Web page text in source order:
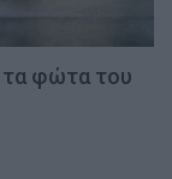
τα φώτα του